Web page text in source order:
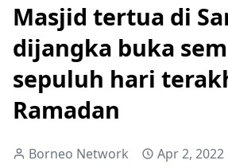
Masjid tertua di
dijangka buka
sepuluh hari
Ramadan
Borneo Network Apr 2, 2022